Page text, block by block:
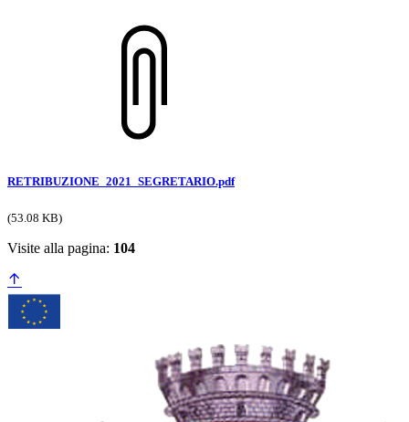
RETRIBUZIONE_2021_SEGRETARIO.pdf
(53.08 KB)
Visite alla pagina: 104